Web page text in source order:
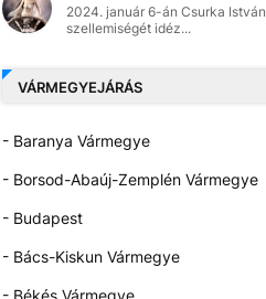
2024. január 6-án Csurka István
szellemiségét idéz...
VÁRMEGYEJÁRÁS
- Baranya Vármegye
- Borsod-Abaúj-Zemplén Vármegye
- Budapest
- Bács-Kiskun Vármegye
- Békés Vármegye